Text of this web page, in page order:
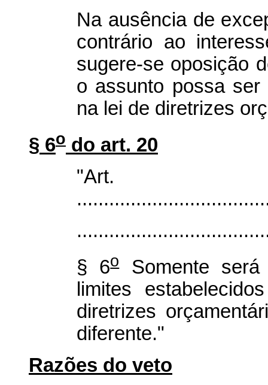
Na ausência de
contrário ao
sugere-se oposição
o assunto possa ser
na lei de diretrizes
§ 6o do art. 20
§ 6oSomente será
limites
diretrizes
diferente."
Razões do veto